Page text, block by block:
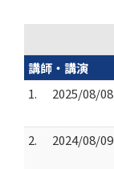
講師・講演
1.
2025/08/08
2.
2024/08/09